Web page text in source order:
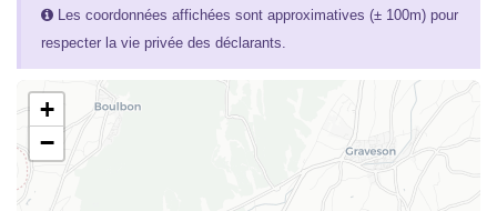
Les coordonnées affichées sont approximatives (± 100m) pour
respecter la vie privée des déclarants.
+
−